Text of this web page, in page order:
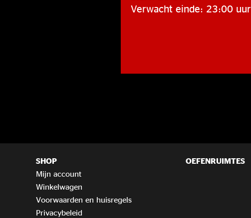
Verwacht einde: 23:00 uur
SHOP
Mijn account
Winkelwagen
Voorwaarden en huisregels
Privacybeleid
OEFENRUIMTES